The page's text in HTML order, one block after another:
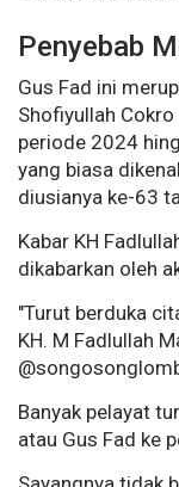
Penyebab
Gus Fad ini
Shofiyullah
periode 2024
yang biasa
diusianya ke-63
Kabar KH
dikabarkan oleh
"Turut berduka
KH. M Fadlullah
Banyak pelayat
atau Gus Fad ke